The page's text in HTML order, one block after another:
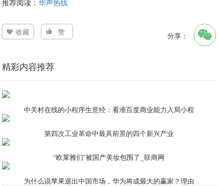
推荐阅读：华声热线
收藏 赞 分享：
精彩内容推荐
中关村在线的小程序生意经：看准百度商业能力入局小程
第四次工业革命中最具前景的四个新兴产业
“欧莱雅们”被国产美妆包围了_联商网
为什么说苹果退出中国市场，华为将成最大的赢家？理由